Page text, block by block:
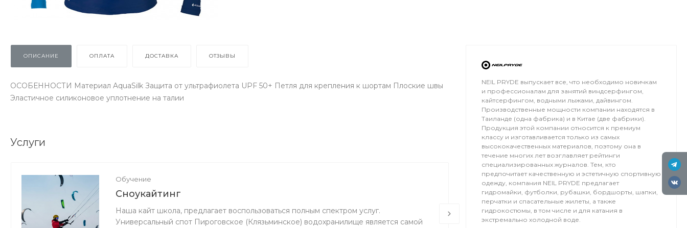
ОПИСАНИЕ ОПЛАТА ДОСТАВКА ОТЗЫВЫ
ОСОБЕННОСТИ Материал AquaSilk Защита от ультрафиолета UPF 50+ Петля для крепления к шортам Плоские швы
Эластичное силиконовое уплотнение на талии
Услуги
Обучение
Сноукайтинг
Наша кайт школа, предлагает воспользоваться полным спектром услуг.
Универсальный спот Пироговское (Клязьминское) водохранилище является самой
Обучение
Вингфойлинг
Это вид экстремального спорта, в
форме крыла, называемый винг,
NEIL PRYDE выпускает все, что необходимо новичкам
и профессионалам для занятий виндсерфингом,
кайтсерфингом, водными лыжами, дайвингом.
Производственные мощности компании находятся в
Таиланде (одна фабрика) и в Китае (две фабрики).
Продукция этой компании относится к премиум
классу и изготавливается только из самых
высококачественных материалов, поэтому она в
течение многих лет возглавляет рейтинги
специализированных журналов. Тем, кто
предпочитает качественную и эстетичную спортивную
одежду, компания NEIL PRYDE предлагает
гидромайки, футболки, рубашки, бордшорты, шапки,
перчатки и спасательные жилеты, а также
гидрокостюмы, в том числе и для катания в
экстремально холодной воде.